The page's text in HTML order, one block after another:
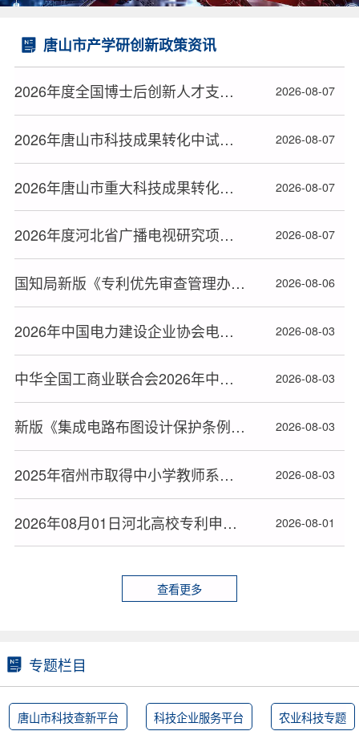
唐山市产学研创新政策资讯
2026年度全国博士后创新人才支持计划获选人员名单公布 2026-08-07
2026年唐山市科技成果转化中试平台（第二批）拟备案名单公布 2026-08-07
2026年唐山市重大科技成果转化拟立项项目名单公布 2026-08-07
2026年度河北省广播电视研究项目立项名单公布 2026-08-07
国知局新版《专利优先审查管理办法》2026年9月1日起施行 2026-08-06
2026年中国电力建设企业协会电力建设科研项目立项名单公布 2026-08-03
中华全国工商业联合会2026年中华技能大奖和全国技术能手推荐人选名单公布 2026-08-03
新版《集成电路布图设计保护条例》2026年10月15日起施行 2026-08-03
2025年宿州市取得中小学教师系列高级专业技术资格人员名单 2026-08-03
2026年08月01日河北高校专利申请授权量排名大数据分析报告 2026-08-01
查看更多
专题栏目
唐山市科技查新平台 科技企业服务平台 农业科技专题